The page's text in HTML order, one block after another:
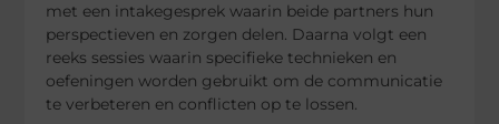
met een intakegesprek waarin beide partners hun
perspectieven en zorgen delen. Daarna volgt een
reeks sessies waarin specifieke technieken en
oefeningen worden gebruikt om de communicatie
te verbeteren en conflicten op te lossen.